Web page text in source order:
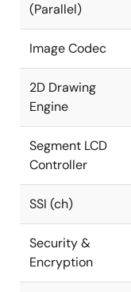
(Parallel)
Image Codec
2D Drawing
Engine
Segment LCD
Controller
SSI (ch)
Security &
Encryption